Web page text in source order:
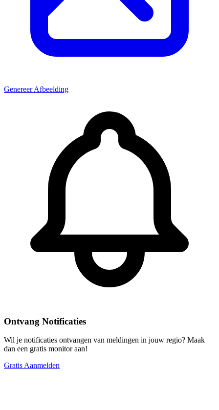
Genereer Afbeelding
Ontvang Notificaties
Wil je notificaties ontvangen van meldingen in jouw regio? Maak
dan een gratis monitor aan!
Gratis Aanmelden